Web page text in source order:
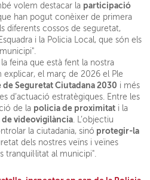
volem destacar la participació
han pogut conèixer de primera
diferents cossos de seguretat,
i la Policia Local, que són els
la feina que està fent la nostra
explicar, el març de 2026 el Ple
de Seguretat Ciutadana 2030 i més
d’actuació estratègiques. Entre les
de la policia de proximitat i la
de videovigilància. L’objectiu
la ciutadania, sinó protegir-la
dels nostres veïns i veïnes
tranquil·litat al municipi".